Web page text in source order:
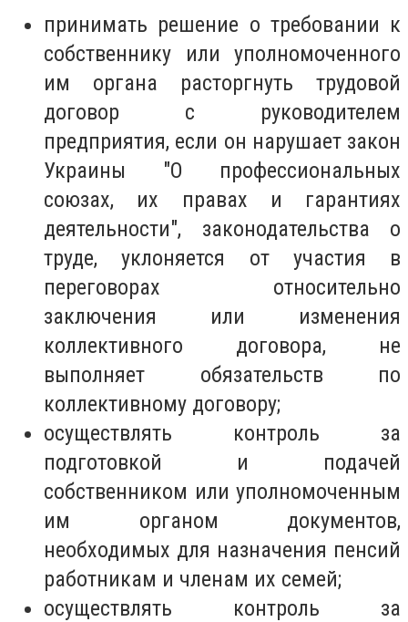
принимать решение о требовании к
собственнику или уполномоченного
им органа расторгнуть трудовой
договор с руководителем
предприятия, если он нарушает закон
Украины "О профессиональных
союзах, их правах и гарантиях
деятельности", законодательства о
труде, уклоняется от участия в
переговорах относительно
заключения или изменения
коллективного договора, не
выполняет обязательств по
коллективному договору;
осуществлять контроль за
подготовкой и подачей
собственником или уполномоченным
им органом документов,
необходимых для назначения пенсий
работникам и членам их семей;
осуществлять контроль за